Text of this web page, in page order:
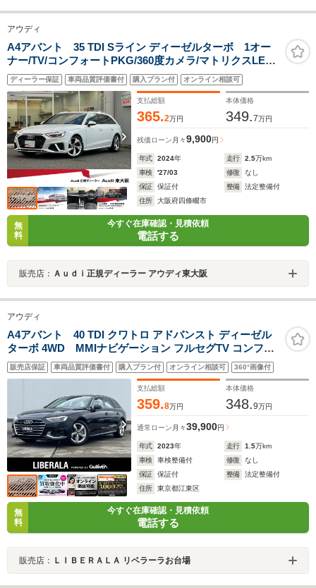
アウディ
A4アバント 35 TDI Sライン ディーゼルターボ 1オー
ナー/TV/コンフォートPKG/360度カメラ/マトリクスLED
ライト/シートヒーター/電動シート/アダプティブクルーズ
コントロール/ATテールゲート/サイドアシスト/マルチカ
ラーアンビエントライト/認定中古車
ディーラー保証 車両品質評価書付 購入プラン付 オンライン相談可
支払総額
365.2万円
本体価格
349.7万円
残価ローン 月々9,900円
年式 2024年 走行 2.5万km
車検
'27/03 修復
なし
保証
保証付 整備
法定整備付
住所
大阪府四條畷市
無
料
今すぐ在庫確認・見積依頼
電話する
販売店： Ａｕｄｉ正規ディーラー アウディ東大阪
アウディ
A4アバント 40 TDI クワトロ アドバンスト ディーゼル
ターボ 4WD MMIナビゲーション フルセグTV コンフォ
ートパッケージ 黒革シート シートヒーター パワーシート
全周囲カメラ パワーバックドア マトリクスLED バーチャ
ルコックピット ACC BSM レーンキープ ETC 禁煙車
販売店保証 車両品質評価書付 購入プラン付 オンライン相談可 360°画像付
支払総額
359.8万円
本体価格
348.9万円
通常ローン 月々39,900円
年式 2023年 走行 1.5万km
車検
車検整備付 修復
なし
保証
保証付 整備
法定整備付
住所
東京都江東区
無
料
今すぐ在庫確認・見積依頼
電話する
販売店： ＬＩＢＥＲＡＬＡ リベラーラお台場